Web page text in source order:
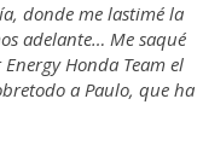
donde me lastimé la
adelante… Me saqué
Honda Team el
a Paulo, que ha